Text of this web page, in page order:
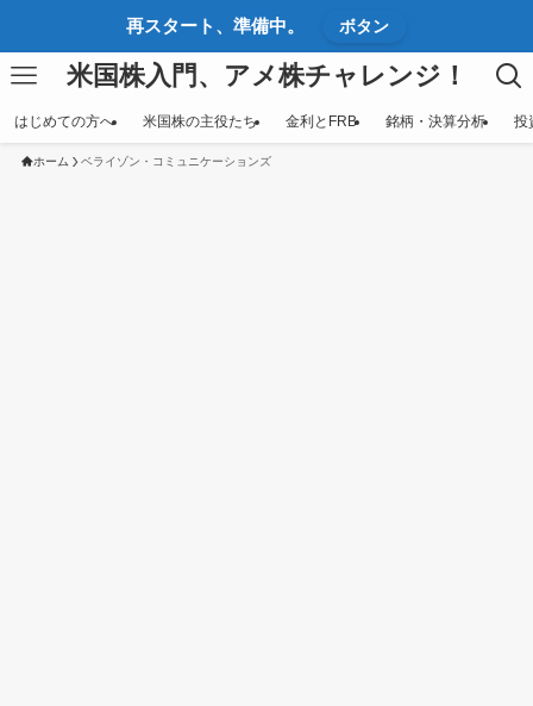
再スタート、準備中。 ボタン
米国株入門、アメ株チャレンジ！
はじめての方へ 米国株の主役たち 金利とFRB 銘柄・決算分析 投
ホーム ベライゾン・コミュニケーションズ